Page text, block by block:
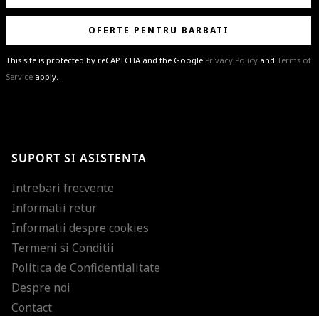
OFERTE PENTRU BARBATI
This site is protected by reCAPTCHA and the Google Privacy Policy and Terms of
Service apply.
ultimele tendinte in moda!
SUPORT SI ASISTENTA
Intrebari frecvente
Informatii retur
Informatii despre cookies
Termeni si Conditii
Politica de Confidentialitate
Despre noi
Contact